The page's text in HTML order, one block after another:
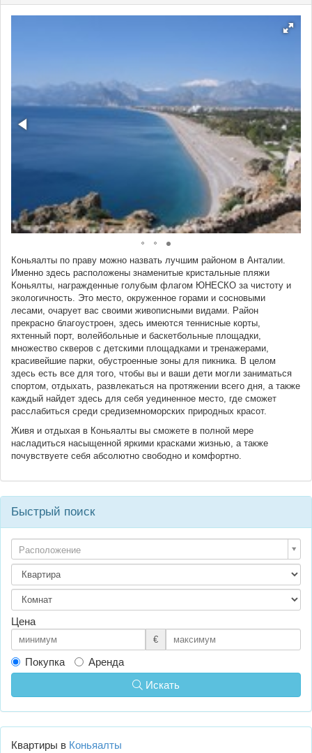
Коньяалты по праву можно назвать лучшим районом в Анталии.
Именно здесь расположены знаменитые кристальные пляжи
Коньялты, награжденные голубым флагом ЮНЕСКО за чистоту и
экологичность. Это место, окруженное горами и сосновыми
лесами, очарует вас своими живописными видами. Район
прекрасно благоустроен, здесь имеются теннисные корты,
яхтенный порт, волейбольные и баскетбольные площадки,
множество скверов с детскими площадками и тренажерами,
красивейшие парки, обустроенные зоны для пикника. В целом
здесь есть все для того, чтобы вы и ваши дети могли заниматься
спортом, отдыхать, развлекаться на протяжении всего дня, а также
каждый найдет здесь для себя уединенное место, где сможет
расслабиться среди средиземноморских природных красот.
Живя и отдыхая в Коньяалты вы сможете в полной мере
насладиться насыщенной яркими красками жизнью, а также
почувствуете себя абсолютно свободно и комфортно.
Быстрый поиск
Расположение
Цена
€
Покупка
Аренда
Искать
Квартиры в Коньяалты